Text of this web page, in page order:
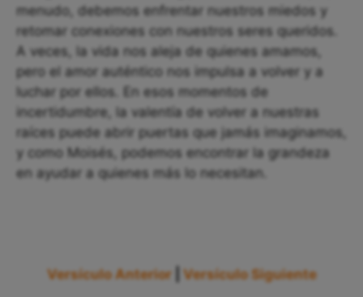
menudo, debemos enfrentar nuestros miedos y
retomar conexiones con nuestros seres queridos.
A veces, la vida nos aleja de quienes amamos,
pero el amor auténtico nos impulsa a volver y a
luchar por ellos. En esos momentos de
incertidumbre, la valentía de volver a nuestras
raíces puede abrir puertas que jamás imaginamos,
y como Moisés, podemos encontrar la grandeza
en ayudar a quienes más lo necesitan.
Versículo Anterior Versículo Siguiente